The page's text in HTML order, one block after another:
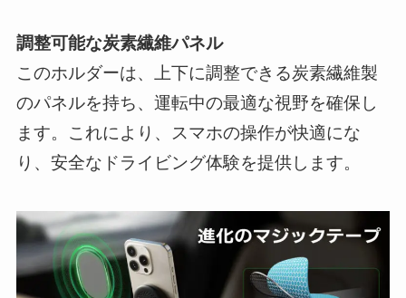
調整可能な炭素繊維パネル
このホルダーは、上下に調整できる炭素繊維製
のパネルを持ち、運転中の最適な視野を確保し
ます。これにより、スマホの操作が快適にな
り、安全なドライビング体験を提供します。